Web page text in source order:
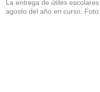
La entrega de útiles
agosto del año en curso.